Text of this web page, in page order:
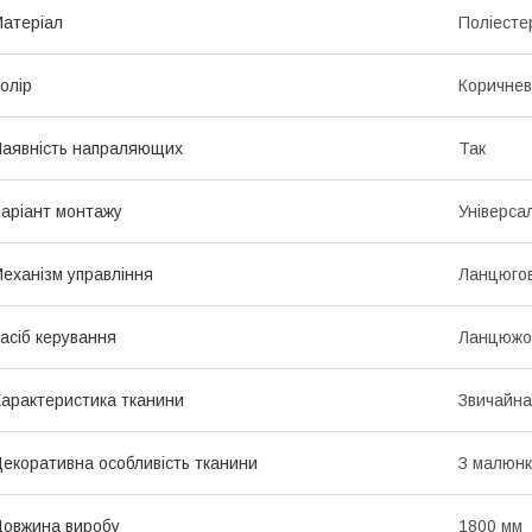
напраляющих Так
монтажу
управління
керування
тканини Звичайна
особливість тканини З
виробу 1800 мм